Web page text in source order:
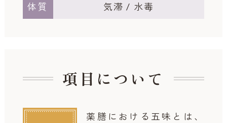
体質 気滞 / 水毒
項目について
薬膳における五味とは、